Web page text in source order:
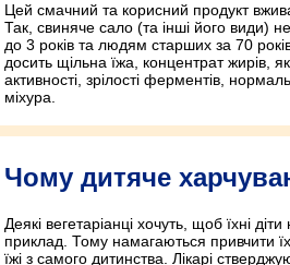
Цей смачний та корисний продукт
Так, свиняче сало (та інші його види)
до 3 років та людям старших за 70
досить щільна їжа, концентрат жирів,
активності, зрілості ферментів,
міхура.
Чому дитяче
Деякі вегетаріанці хочуть, щоб їхні діти
приклад. Тому намагаються привчити їх
їжі з самого дитинства. Лікарі